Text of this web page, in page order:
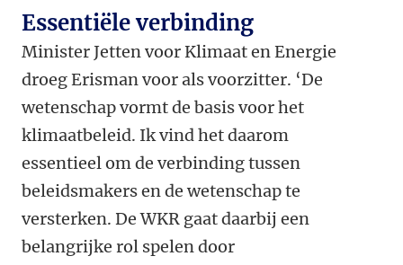
Essentiële verbinding
Minister Jetten voor Klimaat en Energie
droeg Erisman voor als voorzitter. ‘De
wetenschap vormt de basis voor het
klimaatbeleid. Ik vind het daarom
essentieel om de verbinding tussen
beleidsmakers en de wetenschap te
versterken. De WKR gaat daarbij een
belangrijke rol spelen door